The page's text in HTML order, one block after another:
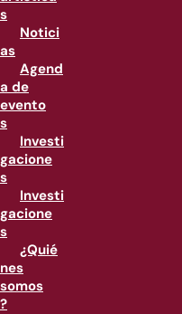
s
Notici
as
Agend
a de
evento
s
Investi
gacione
s
Investi
gacione
s
¿Quié
nes
somos
?